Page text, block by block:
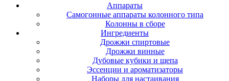
Аппараты
Самогонные аппараты колонного типа
Колонны в сборе
Ингредиенты
Дрожжи спиртовые
Дрожжи винные
Дубовые кубики и щепа
Эссенции и ароматизаторы
Наборы для настаивания